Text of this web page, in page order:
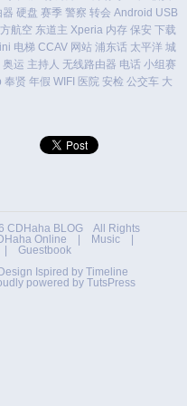
器 硬盘 赛季 警察 转会 Android USB
航空 东道主 Xperia 内存 保安 下载
电梯 CCAV 网站 浦东话 太平洋 城
奥运 主持人 无线路由器 电话 小组赛
奉贤 年假 WIFI 医院 安检 公交车 大
CDHaha BLOG All Rights
Online Music
Guestbook
Ispired by Timeline
powered by TutsPress